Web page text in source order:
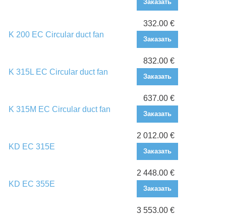
Заказать
K 200 EC Circular duct fan
332.00 €
Заказать
K 315L EC Circular duct fan
832.00 €
Заказать
K 315M EC Circular duct fan
637.00 €
Заказать
KD EC 315E
2 012.00 €
Заказать
KD EC 355E
2 448.00 €
Заказать
3 553.00 €